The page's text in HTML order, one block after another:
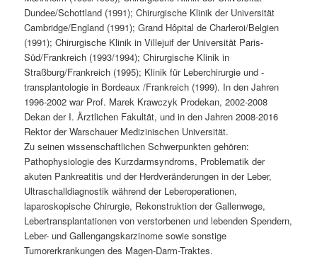
Dundee/Schottland (1991); Chirurgische Klinik der Universität
Cambridge/England (1991); Grand Hôpital de Charleroi/Belgien
(1991); Chirurgische Klinik in Villejuif der Universität Paris-
Süd/Frankreich (1993/1994); Chirurgische Klinik in
Straßburg/Frankreich (1995); Klinik für Leberchirurgie und -
transplantologie in Bordeaux /Frankreich (1999). In den Jahren
1996-2002 war Prof. Marek Krawczyk Prodekan, 2002-2008
Dekan der I. Ärztlichen Fakultät, und in den Jahren 2008-2016
Rektor der Warschauer Medizinischen Universität.
Zu seinen wissenschaftlichen Schwerpunkten gehören:
Pathophysiologie des Kurzdarmsyndroms, Problematik der
akuten Pankreatitis und der Herdveränderungen in der Leber,
Ultraschalldiagnostik während der Leberoperationen,
laparoskopische Chirurgie, Rekonstruktion der Gallenwege,
Lebertransplantationen von verstorbenen und lebenden Spendern,
Leber- und Gallengangskarzinome sowie sonstige
Tumorerkrankungen des Magen-Darm-Traktes.